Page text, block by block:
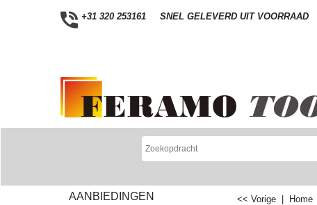
+31 320 253161 SNEL GELEVERD UIT VOORRAAD
AANBIEDINGEN
<< Vorige Home